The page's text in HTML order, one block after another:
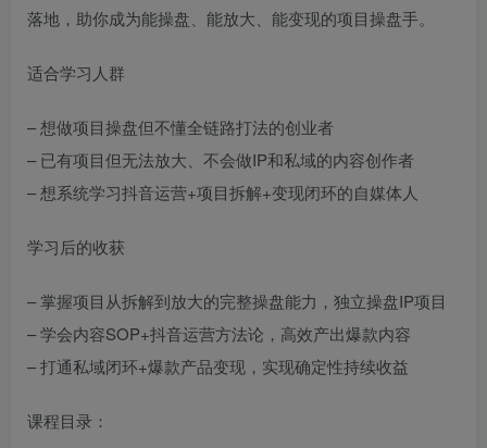
落地，助你成为能操盘、能放大、能变现的项目操盘手。
适合学习人群
– 想做项目操盘但不懂全链路打法的创业者
– 已有项目但无法放大、不会做IP和私域的内容创作者
– 想系统学习抖音运营+项目拆解+变现闭环的自媒体人
学习后的收获
– 掌握项目从拆解到放大的完整操盘能力，独立操盘IP项目
– 学会内容SOP+抖音运营方法论，高效产出爆款内容
– 打通私域闭环+爆款产品变现，实现确定性持续收益
课程目录：